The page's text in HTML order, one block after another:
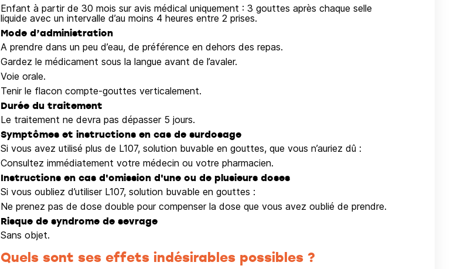
Enfant à partir de 30 mois sur avis médical uniquement : 3 gouttes après chaque selle
liquide avec un intervalle d’au moins 4 heures entre 2 prises.
Mode d’administration
A prendre dans un peu d’eau, de préférence en dehors des repas.
Gardez le médicament sous la langue avant de l’avaler.
Voie orale.
Tenir le flacon compte-gouttes verticalement.
Durée du traitement
Le traitement ne devra pas dépasser 5 jours.
Symptômes et instructions en cas de surdosage
Si vous avez utilisé plus de L107, solution buvable en gouttes, que vous n’auriez dû :
Consultez immédiatement votre médecin ou votre pharmacien.
Instructions en cas d'omission d'une ou de plusieurs doses
Si vous oubliez d’utiliser L107, solution buvable en gouttes :
Ne prenez pas de dose double pour compenser la dose que vous avez oublié de prendre.
Risque de syndrome de sevrage
Sans objet.
Quels sont ses effets indésirables possibles ?